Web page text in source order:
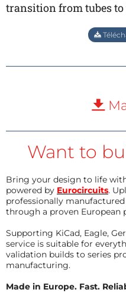
transition from tubes
Want to
Bring your design to life
powered by Eurocircuits.
professionally
through a proven
Supporting KiCad, Eagle,
service is suitable for
validation builds to series
manufacturing.
Made in Europe. Fast.